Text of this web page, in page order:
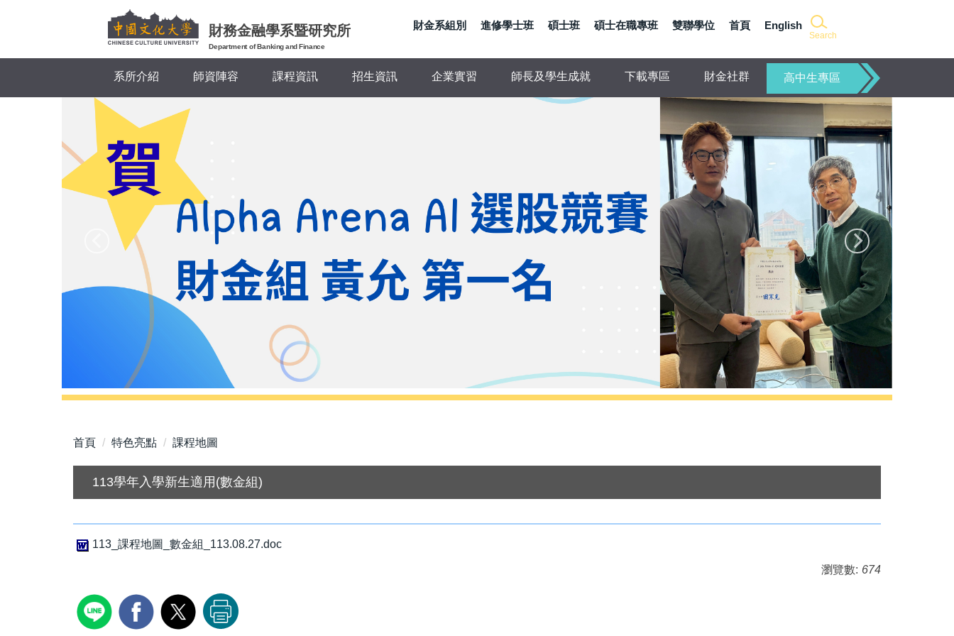
要
容
財務金融學系暨研究所
Department of Banking and Finance
Search
財金系組別 進修學士班 碩士班 碩士在職專班 雙聯學位 首頁 English
系所介紹 師資陣容 課程資訊 招生資訊 企業實習 師長及學生成就 下載專區 財金社群 高中生專區
首頁 特色亮點 課程地圖
113學年入學新生適用(數金組)
113_課程地圖_數金組_113.08.27.doc
瀏覽數: 674